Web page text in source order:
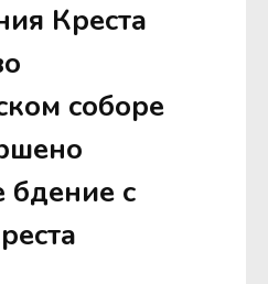
Креста
соборе
бдение с